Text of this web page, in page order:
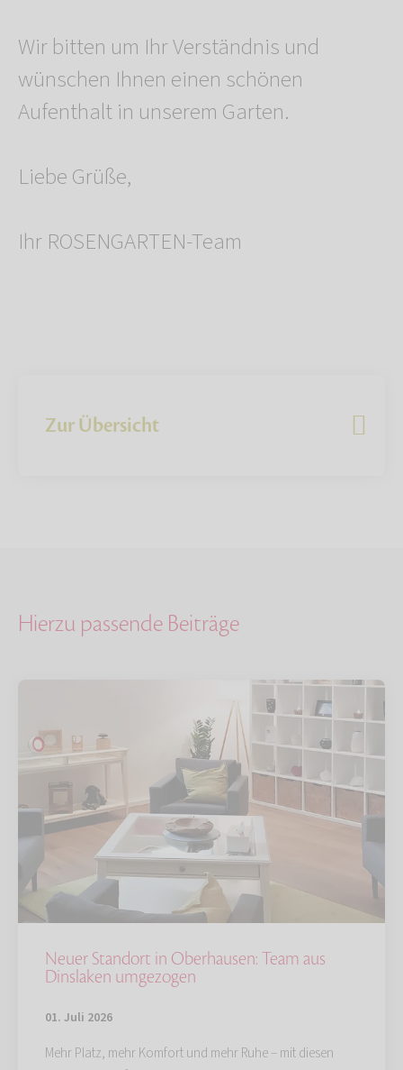
Wir bitten um Ihr Verständnis und
wünschen Ihnen einen schönen
Aufenthalt in unserem Garten.
Liebe Grüße,
Ihr ROSENGARTEN-Team
Zur Übersicht
Hierzu passende Beiträge
Neuer Standort in Oberhausen: Team aus
Dinslaken umgezogen
01. Juli 2026
Mehr Platz, mehr Komfort und mehr Ruhe – mit diesen